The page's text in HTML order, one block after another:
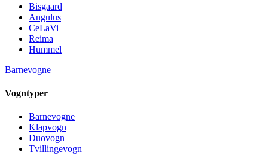
Bisgaard
Angulus
CeLaVi
Reima
Hummel
Barnevogne
Vogntyper
Barnevogne
Klapvogn
Duovogn
Tvillingevogn